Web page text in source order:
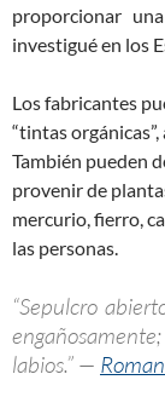
proporcionar
investigué en los
Los fabricantes
“tintas
También pueden
provenir de
mercurio, fierro,
las personas.
“Sepulcro
labios.” —